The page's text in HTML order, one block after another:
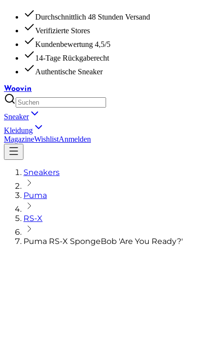
Durchschnittlich 48 Stunden Versand
Verifizierte Stores
Kundenbewertung 4,5/5
14-Tage Rückgaberecht
Authentische Sneaker
Woovin
Sneaker
Kleidung
MagazineWishlistAnmelden
Sneakers
Puma
RS-X
Puma RS-X SpongeBob 'Are You Ready?'